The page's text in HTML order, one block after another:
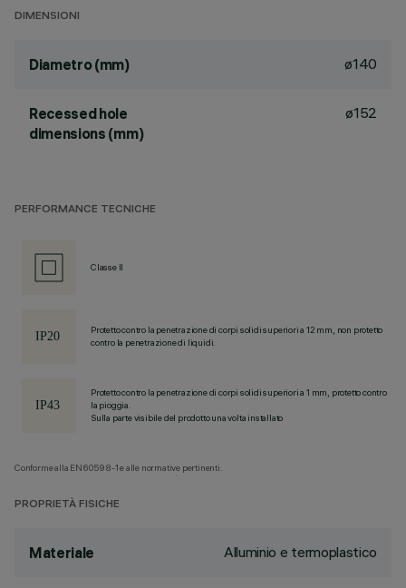
DIMENSIONI
Diametro (mm) ø140
Recessed hole
dimensions (mm)
ø152
PERFORMANCE TECNICHE
Classe II
Protetto contro la penetrazione di corpi solidi superiori a 12 mm, non protetto
contro la penetrazione di liquidi.
Protetto contro la penetrazione di corpi solidi superiori a 1 mm, protetto contro
la pioggia.
Sulla parte visibile del prodotto una volta installato
Conforme alla EN60598-1 e alle normative pertinenti.
PROPRIETÀ FISICHE
Materiale Alluminio e termoplastico